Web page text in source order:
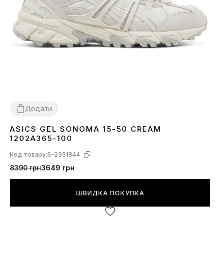
Додати
36 37383940 41 424344
ASICS GEL SONOMA 15-50 CREAM
1202A365-100
Код товару:S-2351844
8390 грн3649 грн
ШВИДКА ПОКУПКА